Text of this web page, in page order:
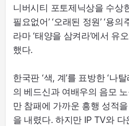
니버시티 포토제닉상을 수상
필요없어’ ‘오래된 정원’ ‘용
라마 ‘태양을 삼켜라’에서 유
했다.
한국판 ‘색, 계’를 표방한 ‘나
의 베드신과 여배우의 음모
만 참패에 가까운 흥행 성적
을 내렸다. 하지만 IP TV와